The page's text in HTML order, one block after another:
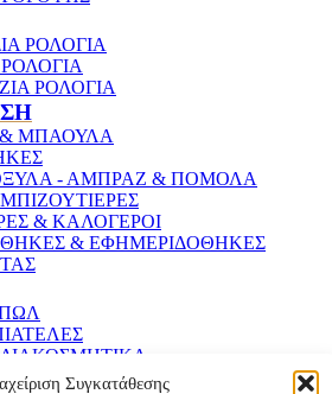
Συγκατάθεσης
ΡΟΛΟΓΙΑ
ΡΟΛΟΓΙΑ
ΜΠΑΟΥΛΑ
- ΑΜΠΡΑΖ & ΠΟΜΟΛΑ
& ΚΑΛΟΓΕΡΟΙ
& ΕΦΗΜΕΡΙΔΟΘΗΚΕΣ
ΔΙΑΚΟΣΜΗΣΗΣ